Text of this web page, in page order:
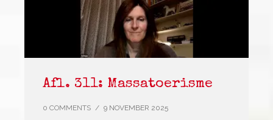
Afl. 311: Massatoerisme
0 COMMENTS / 9 NOVEMBER 2025